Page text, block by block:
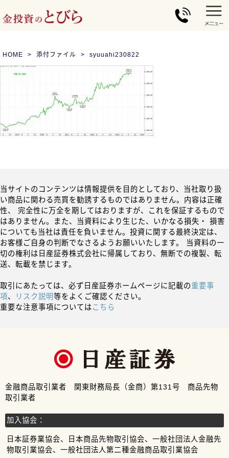
HOME 添付ファイル syuuahi230822
当サイトのコンテンツは情報提供を目的としており、当社取り扱
い商品に関わる売買を勧誘するものではありません。内容は正確
性、 完全性に万全を期してはおりますが、これを保証するもので
はありません。また、当資料により生じた、いかなる損失・ 損害
についても当社は責任を負いません。投資に関する最終決定は、
お客様ご自身の判断でなさるようお願いいたします。 当資料の一
切の権利は日産証券株式会社に帰属しており、無断での複製、転
送、転載を禁じます。
取引にあたっては、必ず日産証券ホームページに記載の重要事
項、 リスク説明等をよくご確認ください。
重要な注意事項についてはこちら
金融商品取引業者 関東財務局長（金商）第131号 商品先物
取引業者
加入協会：
日本証券業協会、日本商品先物取引協会、一般社団法人金融先
物取引業協会、一般社団法人第二種金融商品取引業協会